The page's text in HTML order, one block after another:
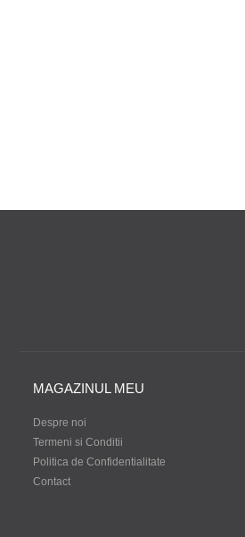
MAGAZINUL MEU
Despre noi
Termeni si Conditii
Politica de Confidentialitate
Contact